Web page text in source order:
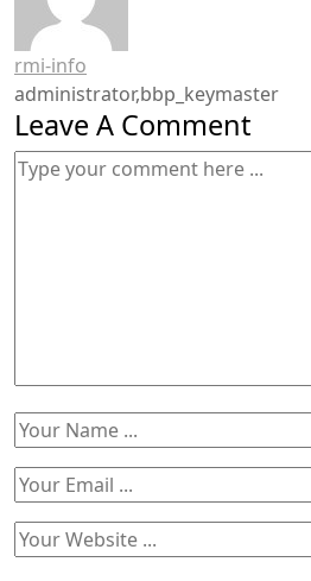
rmi-info
administrator,bbp_keymaster
Leave A Comment